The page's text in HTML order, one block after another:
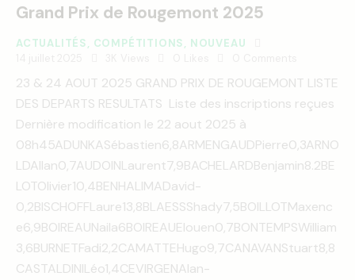
Grand Prix de Rougemont 2025
ACTUALITÉS, COMPÉTITIONS, NOUVEAU
23 & 24 AOUT 2025 GRAND PRIX DE ROUGEMONT LISTE
DES DEPARTS RESULTATS Liste des inscriptions reçues
Dernière modification le 22 aout 2025 à
08h45ADUNKASébastien6,8ARMENGAUDPierre0,3ARNO
LDAllan0,7AUDOINLaurent7,9BACHELARDBenjamin8.2BE
LOTOlivier10,4BENHALIMADavid-
0,2BISCHOFFLaure13,8BLAESSShady7,5BOILLOTMaxenc
e6,9BOIREAUNaila6BOIREAUElouen0,7BONTEMPSWilliam
3,6BURNETFadi2,2CAMATTEHugo9,7CANAVANStuart8,8
CASTALDINILéo1,4CEVIRGENAlan-